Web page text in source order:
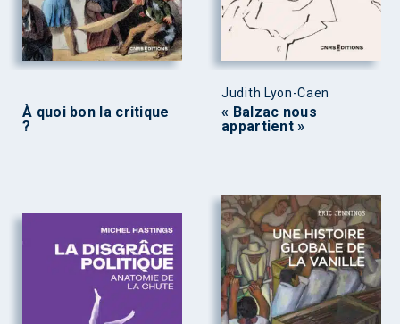
À quoi bon la critique
?
Judith Lyon-Caen
« Balzac nous
appartient »